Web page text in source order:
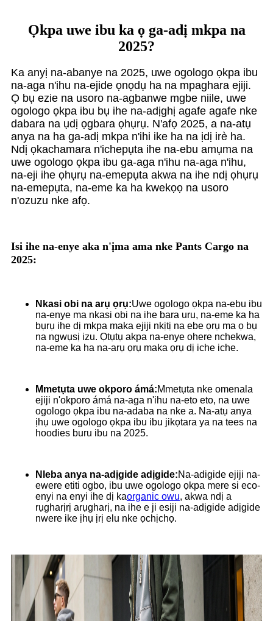
Ọkpa uwe ibu ka ọ ga-adị mkpa na
2025?
Ka anyị na-abanye na 2025, uwe ogologo ọkpa ibu
na-aga n'ihu na-ejide ọnọdụ ha na mpaghara ejiji.
Ọ bụ ezie na usoro na-agbanwe mgbe niile, uwe
ogologo ọkpa ibu bụ ihe na-adịghị agafe agafe nke
dabara na ụdị ọgbara ọhụrụ. N'afọ 2025, a na-atụ
anya na ha ga-adị mkpa n'ihi ike ha na ịdị irè ha.
Ndị ọkachamara n'ichepụta ihe na-ebu amụma na
uwe ogologo ọkpa ibu ga-aga n'ihu na-aga n'ihu,
na-eji ihe ọhụrụ na-emepụta akwa na ihe ndị ọhụrụ
na-emepụta, na-eme ka ha kwekọọ na usoro
n'ozuzu nke afọ.
Isi ihe na-enye aka n'ịma ama nke Pants Cargo na
2025:
Nkasi obi na arụ ọrụ:Uwe ogologo ọkpa na-ebu ibu
na-enye ma nkasi obi na ihe bara uru, na-eme ka ha
bụrụ ihe dị mkpa maka ejiji nkịtị na ebe ọrụ ma ọ bụ
na ngwụsị izu. Ọtụtụ akpa na-enye ohere nchekwa,
na-eme ka ha na-arụ ọrụ maka ọrụ dị iche iche.
Mmetụta uwe okporo ámá:Mmetụta nke omenala
ejiji n'okporo ámá na-aga n'ihu na-eto eto, na uwe
ogologo ọkpa ibu na-adaba na nke a. Na-atụ anya
ịhụ uwe ogologo ọkpa ibu ibu jikọtara ya na tees na
hoodies buru ibu na 2025.
Nleba anya na-adịgide adịgide:Na-adigide ejiji na-
ewere etiti ogbo, ibu uwe ogologo ọkpa mere si eco-
enyi na enyi ihe dị kaorganic owu, akwa ndị a
rụgharịrị arụgharị, na ihe e ji esiji na-adịgide adịgide
nwere ike ịhụ ịrị elu nke ọchịchọ.